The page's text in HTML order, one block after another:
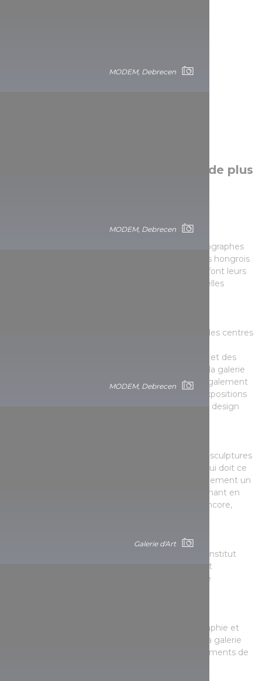
MODEM, Debrecen
MODEM, Debrecen
MODEM, Debrecen
Galerie d'Art
Quartiers artistiques et galeries de plus
Lors des expositions présentant les artistes photographes
hongrois contemporains, outres les photographes hongrois
les plus renommés, les jeunes photographes qui font leurs
débuts, ainsi que ceux qui représentent les nouvelles
Cette galerie et espace culturel à la fois, est l'un des centres
programmes, on trouve du théâtre, des concerts et des
expositions. Outre les beaux-arts contemporains, la galerie
exploitée entre les murs de l'établissement est également
très ouverte au design, non seulement par ses expositions
d'art appliqué, mais aussi par ses salons dédiés au design
L'un des espaces d'exposition de peintures et de sculptures
contemporaines les plus populaires de Hongrie, qui doit ce
titre principalement au fait que ce n'est pas simplement un
lieu d'exposition, mais un espace culturel bouillonnant en
permanence où les gens reviennent encore et encore,
La galerie GODOT est une galerie détachée de l'Institut
d'art contemporain Godot, où le grand public peut
également rencontrer les meilleurs de la peinture
Outre les expositions des beaux-arts, de photographie et
d'art appliqué contemporains, le programme de la galerie
est complété par des soirées littéraires, des lancements de